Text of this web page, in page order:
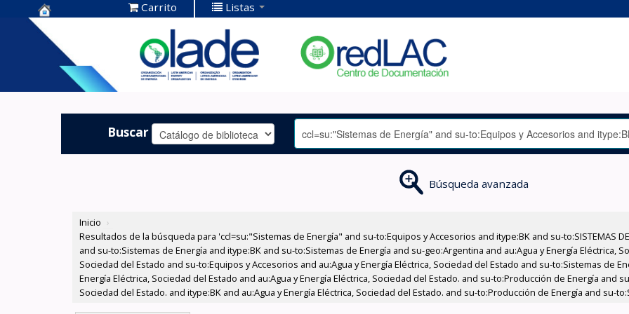
Centro de
Documentación
OLADE -
Carrito Listas
Buscar
Búsqueda avanzada
Inicio ›
Resultados de la búsqueda para 'ccl=su:"Sistemas de Energía" and su-to:Equipos y Accesorios and itype:BK and su-to:SISTEMAS
and su-to:Sistemas de Energía and itype:BK and su-to:Sistemas de Energía and su-geo:Argentina and au:Agua y Energía Eléctrica,
Sociedad del Estado and su-to:Equipos y Accesorios and au:Agua y Energía Eléctrica, Sociedad del Estado and su-to:Sistemas de
Energía Eléctrica, Sociedad del Estado and au:Agua y Energía Eléctrica, Sociedad del Estado. and su-to:Producción de Energía and
Sociedad del Estado. and itype:BK and au:Agua y Energía Eléctrica, Sociedad del Estado. and su-to:Producción de Energía and su-